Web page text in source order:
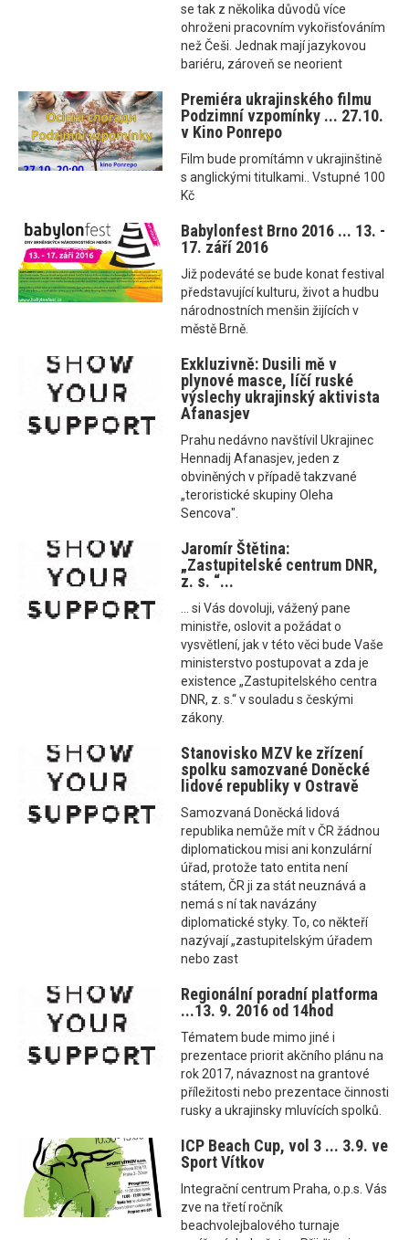
se tak z několika důvodů více
ohroženi pracovním vykořisťováním
než Češi. Jednak mají jazykovou
bariéru, zároveň se neorient
Premiéra ukrajinského filmu
Podzimní vzpomínky ... 27.10.
v Kino Ponrepo
Film bude promítámn v ukrajinštině
s anglickými titulkami.. Vstupné 100
Kč
Babylonfest Brno 2016 ... 13. -
17. září 2016
Již podeváté se bude konat festival
představující kulturu, život a hudbu
národnostních menšin žijících v
městě Brně.
Exkluzivně: Dusili mě v
plynové masce, líčí ruské
výslechy ukrajinský aktivista
Afanasjev
Prahu nedávno navštívil Ukrajinec
Hennadij Afanasjev, jeden z
obviněných v případě takzvané
„teroristické skupiny Oleha
Sencova".
Jaromír Štětina:
„Zastupitelské centrum DNR,
z. s. “...
... si Vás dovoluji, vážený pane
ministře, oslovit a požádat o
vysvětlení, jak v této věci bude Vaše
ministerstvo postupovat a zda je
existence „Zastupitelského centra
DNR, z. s.“ v souladu s českými
zákony.
Stanovisko MZV ke zřízení
spolku samozvané Doněcké
lidové republiky v Ostravě
Samozvaná Doněcká lidová
republika nemůže mít v ČR žádnou
diplomatickou misi ani konzulární
úřad, protože tato entita není
státem, ČR ji za stát neuznává a
nemá s ní tak navázány
diplomatické styky. To, co někteří
nazývají „zastupitelským úřadem
nebo zast
Regionální poradní platforma
...13. 9. 2016 od 14hod
Tématem bude mimo jiné i
prezentace priorit akčního plánu na
rok 2017, návaznost na grantové
příležitosti nebo prezentace činnosti
rusky a ukrajinsky mluvících spolků.
ICP Beach Cup, vol 3 ... 3.9. ve
Sport Vítkov
Integrační centrum Praha, o.p.s. Vás
zve na třetí ročník
beachvolejbalového turnaje